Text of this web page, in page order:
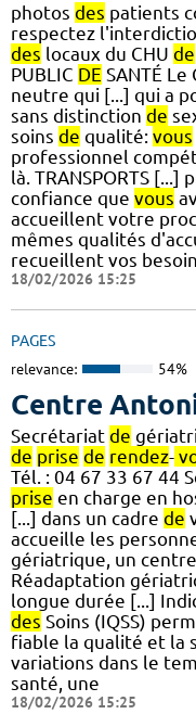
photos des patients
respectez
des locaux du CHU de
PUBLIC DE SANTÉ Le
neutre qui [...] qui a
sans distinction de
soins de qualité: vous
professionnel
là. TRANSPORTS
confiance que vous
accueillent votre
mêmes qualités
recueillent vos
18/02/2026 15:25
PAGES
relevance: 54%
Centre
Secrétariat de
de prise de rendez-
Tél. : 04 67 33 67 44
prise en charge en
[...] dans un cadre de
accueille les
gériatrique, un centre
Réadaptation
longue durée [...]
des Soins (IQSS)
fiable la qualité et la
variations dans le
santé, une
18/02/2026 15:25